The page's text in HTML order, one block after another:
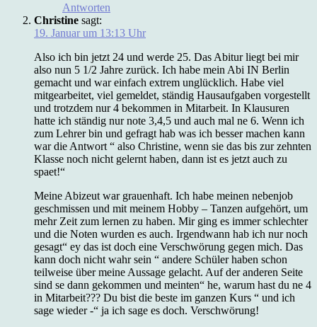
Antworten
Christine sagt:
19. Januar um 13:13 Uhr
Also ich bin jetzt 24 und werde 25. Das Abitur liegt bei mir
also nun 5 1/2 Jahre zurück. Ich habe mein Abi IN Berlin
gemacht und war einfach extrem unglücklich. Habe viel
mitgearbeitet, viel gemeldet, ständig Hausaufgaben vorgestellt
und trotzdem nur 4 bekommen in Mitarbeit. In Klausuren
hatte ich ständig nur note 3,4,5 und auch mal ne 6. Wenn ich
zum Lehrer bin und gefragt hab was ich besser machen kann
war die Antwort “ also Christine, wenn sie das bis zur zehnten
Klasse noch nicht gelernt haben, dann ist es jetzt auch zu
spaet!“
Meine Abizeut war grauenhaft. Ich habe meinen nebenjob
geschmissen und mit meinem Hobby – Tanzen aufgehört, um
mehr Zeit zum lernen zu haben. Mir ging es immer schlechter
und die Noten wurden es auch. Irgendwann hab ich nur noch
gesagt“ ey das ist doch eine Verschwörung gegen mich. Das
kann doch nicht wahr sein “ andere Schüler haben schon
teilweise über meine Aussage gelacht. Auf der anderen Seite
sind se dann gekommen und meinten“ he, warum hast du ne 4
in Mitarbeit??? Du bist die beste im ganzen Kurs “ und ich
sage wieder -“ ja ich sage es doch. Verschwörung!